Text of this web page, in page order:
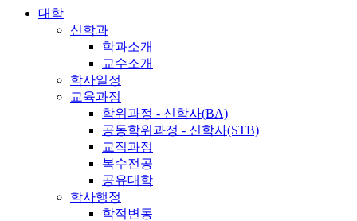
대학
신학과
학과소개
교수소개
학사일정
교육과정
학위과정 - 신학사(BA)
공동학위과정 - 신학사(STB)
교직과정
복수전공
공유대학
학사행정
학적변동